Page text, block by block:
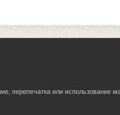
перепечатка или использование